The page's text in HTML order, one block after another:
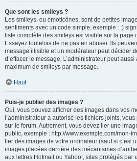
Que sont les smileys ?
Les smileys, ou émoticônes, sont de petites
sentiments avec un code simple, exemple : :)
liste complète des smileys est visible sur la page
Essayez toutefois de ne pas en abuser. Ils
message illisible et un modérateur peut décider
d’effacer le message. L’administrateur peut
maximum de smileys par message.
Haut
Puis-je publier des images ?
Oui, vous pouvez afficher des images dans vos
l’administrateur a autorisé les fichiers joints,
sur le forum. Autrement, vous devez lier une
public, exemple : http://www.exemple.com/mon-
lier des images de votre ordinateur (sauf si c’est
images placées derrière des mécanismes
aux lettres Hotmail ou Yahoo!, sites protégés par